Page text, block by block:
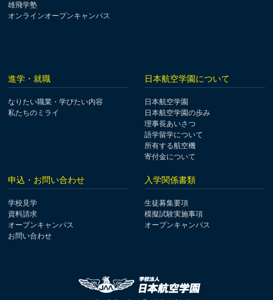
雄飛学塾
オンラインオープンキャンパス
進学・就職
なりたい職業・学びたい内容
私たちのミライ
日本航空学園について
日本航空学園
日本航空学園の歩み
理事長あいさつ
語学留学について
所有する航空機
寄付金について
申込・お問い合わせ
学校見学
資料請求
オープンキャンパス
お問い合わせ
入学関係書類
生徒募集要項
模擬試験実施事項
オープンキャンパス